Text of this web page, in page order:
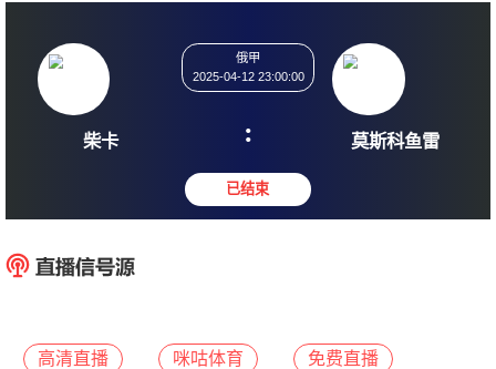
柴卡
2025-04-12 23:00:00
: 莫斯
高清直播 咪咕体育 免费直播